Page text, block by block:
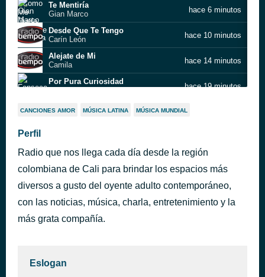
Te Mentiría
Gian Marco
hace 6 minutos
Desde Que Te Tengo
Carín León
hace 10 minutos
Alejate de Mi
Camila
hace 14 minutos
Por Pura Curiosidad
hace 19 minutos
Ni Rosas Ni Juguetes
hace 22 minutos
Me arrepiento
Alex Ubago
Sin Miedo a Nada - con Amaia Montero
Alex Ubago
hace 28 minutos
CANCIONES AMOR MÚSICA LATINA MÚSICA MUNDIAL
Perfil
Radio que nos llega cada día desde la región
colombiana de Cali para brindar los espacios más
diversos a gusto del oyente adulto contemporáneo,
con las noticias, música, charla, entretenimiento y la
más grata compañía.
Eslogan